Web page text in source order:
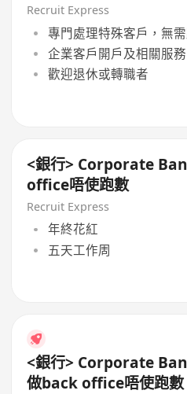
Recruit Express
專門處理特殊客戶，無
企業客戶開戶及相關服務
歡迎退休或轉職者
<銀行> Corporate
office唔使跑數
Recruit Express
年終花紅
五天工作周
<銀行> Corporate
做back office唔使跑數